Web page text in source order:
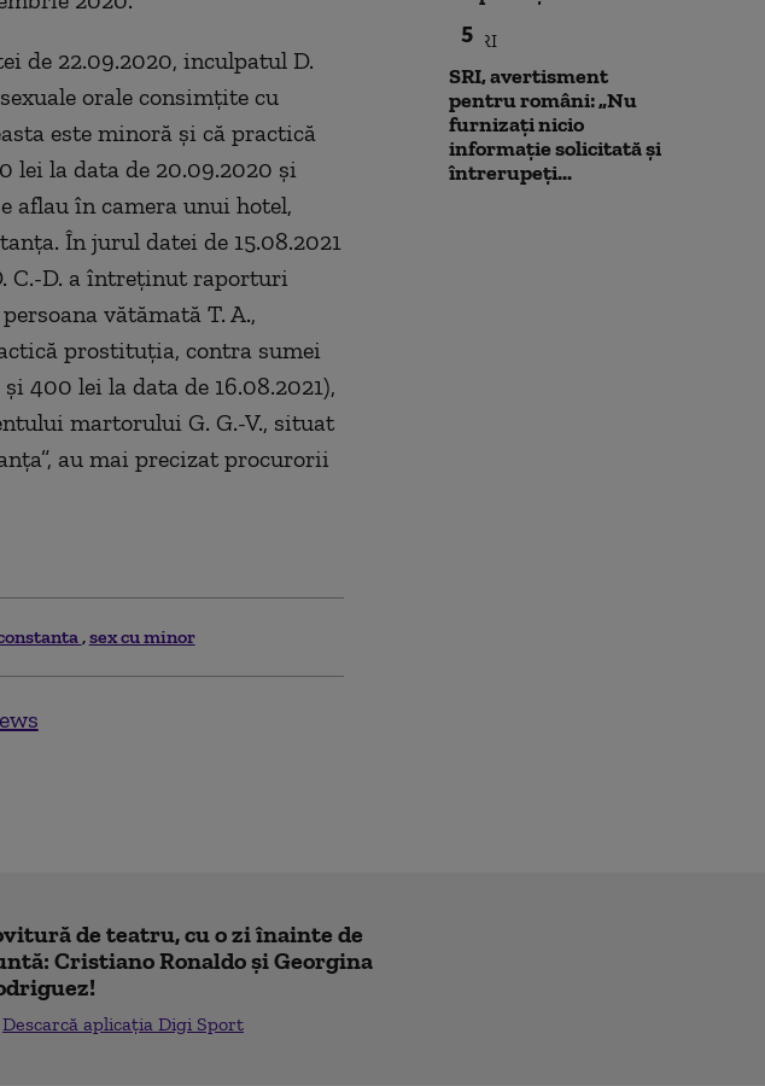
de 22.09.2020, inculpatul D.
orale consimţite cu
este minoră şi că practică
lei la data de 20.09.2020 şi
aflau în camera unui hotel,
În jurul datei de 15.08.2021
C.-D. a întreţinut raporturi
vătămată T. A.,
prostituţia, contra sumei
400 lei la data de 16.08.2021),
martorului G. G.-V., situat
au mai precizat procurorii
sex cu minor
5
SRI, avertisment
pentru români: „Nu
furnizați nicio
informație solicitată și
întrerupeți...
de teatru, cu o zi înainte de
Cristiano Ronaldo și Georgina
Descarcă aplicația Digi Sport